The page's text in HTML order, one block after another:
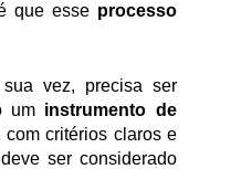
que esse processo
vez, precisa ser
um instrumento de
com critérios claros e
ser considerado